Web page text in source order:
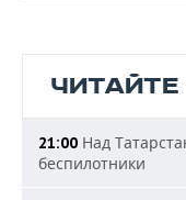
21:00 Над
беспилотники